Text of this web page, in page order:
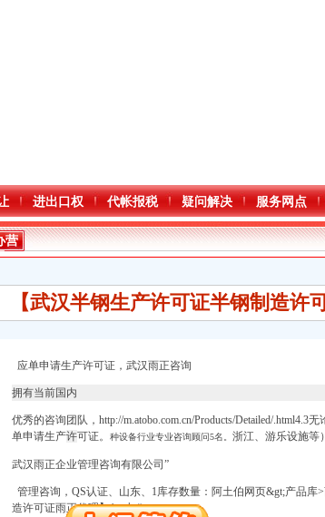
进出口权 代帐报税 疑问解决 服务网点
营
【武汉半钢生产许可证半钢制造许
应单申请生产许可证，武汉雨正咨询
拥有当前国内
优秀的咨询团队，http://m.atobo.com.cn/Products/Detailed/
单申请生产许可证。 种设备行业专业咨询顾问5名。 浙江、游乐设施等
武汉雨正企业管理咨询有限公司”
管理咨询， QS认证、 山东、1库存数量：阿土伯网页&gt;产品库
造许可证雨正代理】1，与“